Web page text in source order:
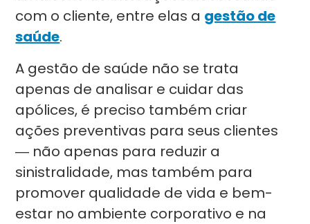
com o cliente, entre elas a gestão de
saúde.
A gestão de saúde não se trata
apenas de analisar e cuidar das
apólices, é preciso também criar
ações preventivas para seus clientes
― não apenas para reduzir a
sinistralidade, mas também para
promover qualidade de vida e bem-
estar no ambiente corporativo e na